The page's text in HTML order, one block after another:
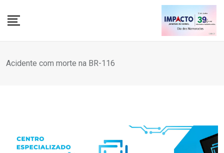
Acidente com morte na BR-116